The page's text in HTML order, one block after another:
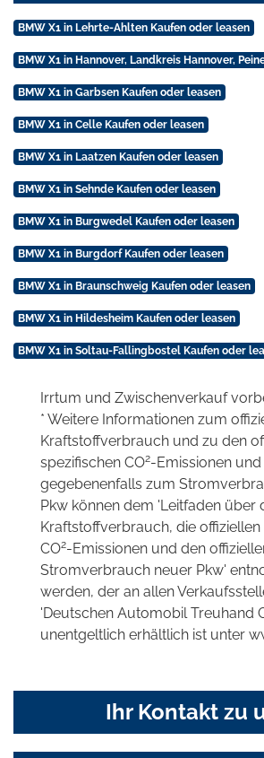
BMW X1 in Lehrte-Ahlten Kaufen oder leasen
BMW X1 in Hannover, Landkreis Hannover,
BMW X1 in Garbsen Kaufen oder leasen
BMW X1 in Celle Kaufen oder leasen
BMW X1 in Laatzen Kaufen oder leasen
BMW X1 in Sehnde Kaufen oder leasen
BMW X1 in Burgwedel Kaufen oder leasen
BMW X1 in Burgdorf Kaufen oder leasen
BMW X1 in Braunschweig Kaufen oder leasen
BMW X1 in Hildesheim Kaufen oder leasen
BMW X1 in Soltau-Fallingbostel Kaufen oder
Irrtum und Zwischenverkauf
* Weitere Informationen zum
Kraftstoffverbrauch und zu den
spezifischen CO2-Emissionen und
gegebenenfalls zum
Pkw können dem 'Leitfaden über
Kraftstoffverbrauch, die offiziellen
CO2-Emissionen und den
Stromverbrauch neuer Pkw'
werden, der an allen
'Deutschen Automobil Treuhand
unentgeltlich erhältlich ist unter
Ihr Kontakt zu